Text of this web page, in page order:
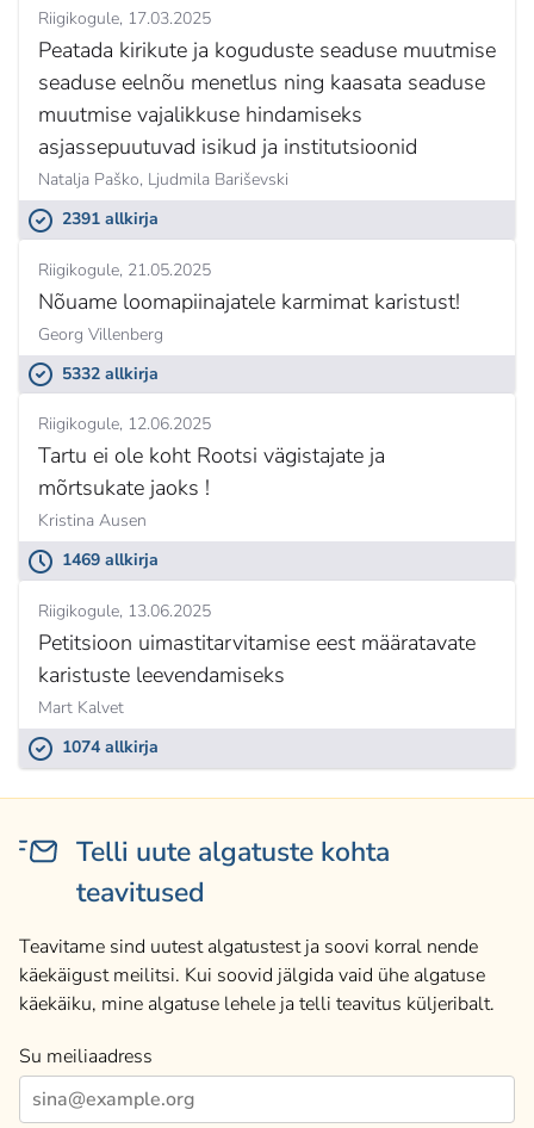
Riigikogule 17.03.2025
Peatada kirikute ja koguduste seaduse muutmise
seaduse eelnõu menetlus ning kaasata seaduse
muutmise vajalikkuse hindamiseks
asjassepuutuvad isikud ja institutsioonid
Natalja Paško, Ljudmila Bariševski
2391 allkirja
Riigikogule 21.05.2025
Nõuame loomapiinajatele karmimat karistust!
Georg Villenberg
5332 allkirja
Riigikogule 12.06.2025
Tartu ei ole koht Rootsi vägistajate ja
mõrtsukate jaoks !
Kristina Ausen
1469 allkirja
Riigikogule 13.06.2025
Petitsioon uimastitarvitamise eest määratavate
karistuste leevendamiseks
Mart Kalvet
1074 allkirja
Telli uute algatuste kohta
teavitused
Teavitame sind uutest algatustest ja soovi korral nende
käekäigust meilitsi. Kui soovid jälgida vaid ühe algatuse
käekäiku, mine algatuse lehele ja telli teavitus küljeribalt.
Su meiliaadress